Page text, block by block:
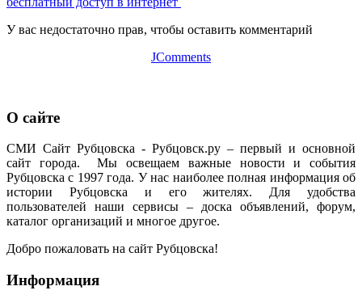
У вас недостаточно прав, чтобы оставить комментарий
JComments
О сайте
СМИ Сайт Рубцовска - Рубцовск.ру – первый и основной
сайт города. Мы освещаем важные новости и события
Рубцовска с 1997 года. У нас наиболее полная информация об
истории Рубцовска и его жителях. Для удобства
пользователей наши сервисы – доска объявлений, форум,
каталог организаций и многое другое.
Добро пожаловать на сайт Рубцовска!
Информация